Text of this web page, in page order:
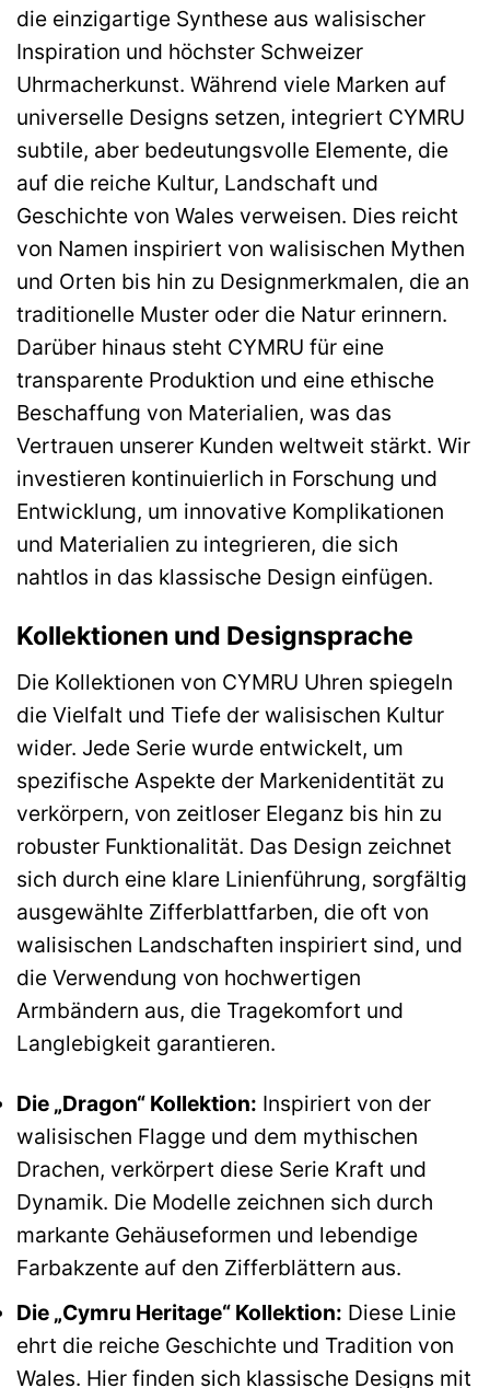
die einzigartige Synthese aus walisischer
Inspiration und höchster Schweizer
Uhrmacherkunst. Während viele Marken auf
universelle Designs setzen, integriert CYMRU
subtile, aber bedeutungsvolle Elemente, die
auf die reiche Kultur, Landschaft und
Geschichte von Wales verweisen. Dies reicht
von Namen inspiriert von walisischen Mythen
und Orten bis hin zu Designmerkmalen, die an
traditionelle Muster oder die Natur erinnern.
Darüber hinaus steht CYMRU für eine
transparente Produktion und eine ethische
Beschaffung von Materialien, was das
Vertrauen unserer Kunden weltweit stärkt. Wir
investieren kontinuierlich in Forschung und
Entwicklung, um innovative Komplikationen
und Materialien zu integrieren, die sich
nahtlos in das klassische Design einfügen.
Kollektionen und Designsprache
Die Kollektionen von CYMRU Uhren spiegeln
die Vielfalt und Tiefe der walisischen Kultur
wider. Jede Serie wurde entwickelt, um
spezifische Aspekte der Markenidentität zu
verkörpern, von zeitloser Eleganz bis hin zu
robuster Funktionalität. Das Design zeichnet
sich durch eine klare Linienführung, sorgfältig
ausgewählte Zifferblattfarben, die oft von
walisischen Landschaften inspiriert sind, und
die Verwendung von hochwertigen
Armbändern aus, die Tragekomfort und
Langlebigkeit garantieren.
Die „Dragon“ Kollektion: Inspiriert von der
walisischen Flagge und dem mythischen
Drachen, verkörpert diese Serie Kraft und
Dynamik. Die Modelle zeichnen sich durch
markante Gehäuseformen und lebendige
Farbakzente auf den Zifferblättern aus.
Die „Cymru Heritage“ Kollektion: Diese Linie
ehrt die reiche Geschichte und Tradition von
Wales. Hier finden sich klassische Designs mit